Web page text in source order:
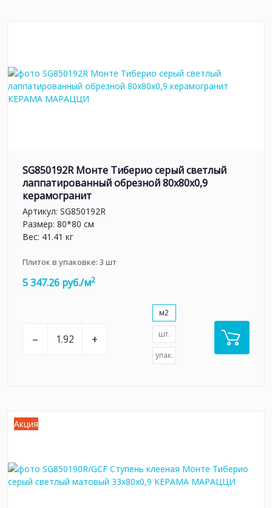
SG850192R Монте Тиберио серый светлый
лаппатированный обрезной 80x80x0,9
керамогранит
Артикул: SG850192R
Размер: 80*80 см
Вес: 41.41 кг
Плиток в упаковке: 3 шт
5 347.26 руб./м2
– +
м2
шт.
упак.
Акция